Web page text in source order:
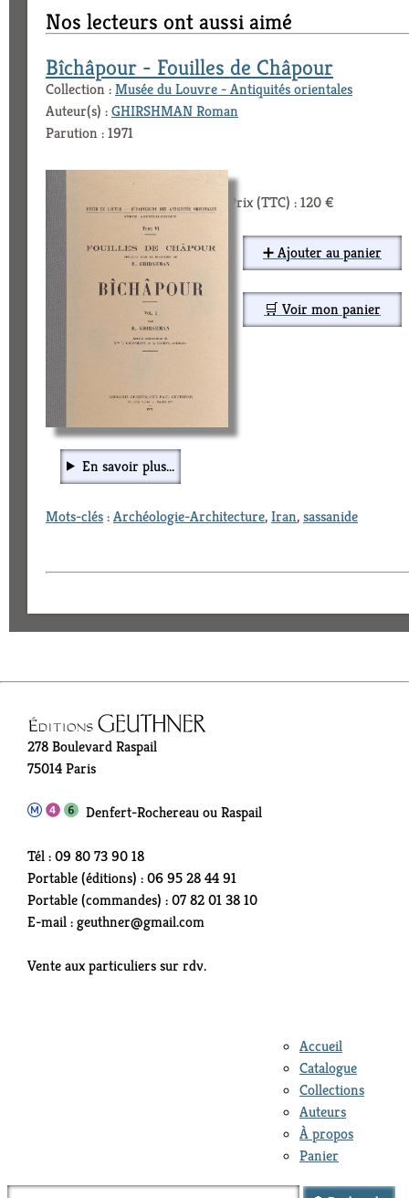
Nos lecteurs ont aussi aimé
Bîchâpour - Fouilles de Châpour
Collection :Musée du Louvre - Antiquités orientales
Auteur(s) :GHIRSHMAN Roman
Parution : 1971
Prix (TTC) : 120 €
➕ Ajouter au panier
🛒 Voir mon panier
En savoir plus...
Mots-clés:Archéologie-Architecture,Iran,sassanide
278 Boulevard Raspail
75014 Paris
Denfert-Rochereau ou Raspail
Tél : 09 80 73 90 18
Portable (éditions) : 06 95 28 44 91
Portable (commandes) : 07 82 01 38 10
E-mail : geuthner@gmail.com
Vente aux particuliers sur rdv.
Accueil
Catalogue
Collections
Auteurs
À propos
Panier